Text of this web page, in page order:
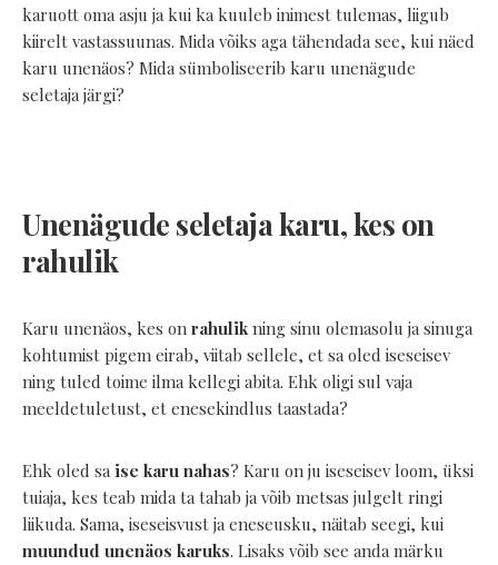
karuott oma asju ja kui ka kuuleb inimest tulemas, liigub
kiirelt vastassuunas. Mida võiks aga tähendada see, kui näed
karu unenäos? Mida sümboliseerib karu unenägude
seletaja järgi?
Unenägude seletaja karu, kes on
rahulik
Karu unenäos, kes on rahulikning sinu olemasolu ja sinuga
kohtumist pigem eirab, viitab sellele, et sa oled iseseisev
ning tuled toime ilma kellegi abita. Ehk oligi sul vaja
meeldetuletust, et enesekindlus taastada?
Ehk oled saise karu nahas? Karu on ju iseseisev loom, üksi
tuiaja, kes teab mida ta tahab ja võib metsas julgelt ringi
liikuda. Sama, iseseisvust ja eneseusku, näitab seegi, kui
muundud unenäos karuks. Lisaks võib see anda märku